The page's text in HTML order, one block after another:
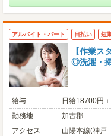
アルバイト・パート 日払い 短
【作業ス
◎洗濯・
給与
日給18700円
勤務地
加古郡
アクセス
山陽本線(神戸